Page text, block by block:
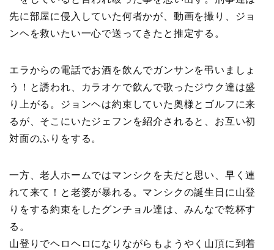
先に部屋に侵入していた何者かが、動画を撮り、ジョ
ンヘを救いたい一心で送ってきたと推定する。
エラからの電話でお酒を飲んでガンサンを弔いましょ
う！と誘われ、カラオケで飲んで歌ったジウク達は盛
り上がる。ジョンヘは約束していた奥様とゴルフに来
るが、そこにいたジェフンを紹介されると、お互い初
対面のふりをする。
一方、老人ホームではマンシクを夫だと思い、早く連
れて来て！と老婆が暴れる。マンシクの誕生日に山登
りをする約束をしたグンチョル達は、みんなで乾杯す
る。
山登りでヘロヘロになりながらもようやく山頂に到着